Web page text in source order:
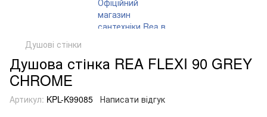
Душові стінки
Душова стінка REA FLEXI 90 GREY
CHROME
Артикул: KPL-K99085 Написати відгук